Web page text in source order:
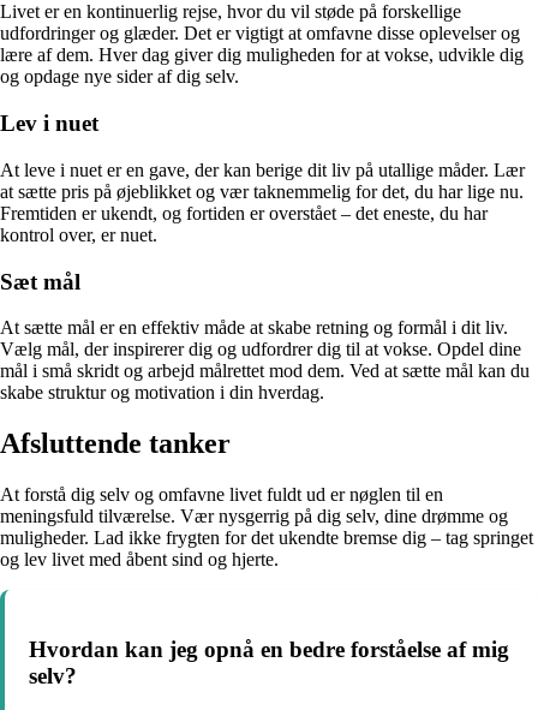
Livet er en kontinuerlig rejse, hvor du vil støde på forskellige
udfordringer og glæder. Det er vigtigt at omfavne disse oplevelser og
lære af dem. Hver dag giver dig muligheden for at vokse, udvikle dig
og opdage nye sider af dig selv.
Lev i nuet
At leve i nuet er en gave, der kan berige dit liv på utallige måder. Lær
at sætte pris på øjeblikket og vær taknemmelig for det, du har lige nu.
Fremtiden er ukendt, og fortiden er overstået – det eneste, du har
kontrol over, er nuet.
Sæt mål
At sætte mål er en effektiv måde at skabe retning og formål i dit liv.
Vælg mål, der inspirerer dig og udfordrer dig til at vokse. Opdel dine
mål i små skridt og arbejd målrettet mod dem. Ved at sætte mål kan du
skabe struktur og motivation i din hverdag.
Afsluttende tanker
At forstå dig selv og omfavne livet fuldt ud er nøglen til en
meningsfuld tilværelse. Vær nysgerrig på dig selv, dine drømme og
muligheder. Lad ikke frygten for det ukendte bremse dig – tag springet
og lev livet med åbent sind og hjerte.
Hvordan kan jeg opnå en bedre forståelse af mig
selv?